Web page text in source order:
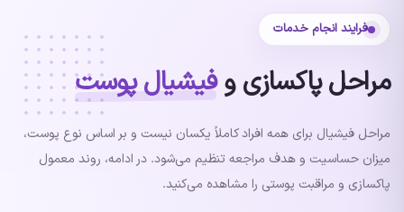
فرایند انجام خدمات
مراحل پاکسازی وفیشیال پوست
مراحل فیشیال برای همه افراد کاملاً یکسان نیست و بر اساس نوع پوست،
میزان حساسیت و هدف مراجعه تنظیم می‌شود. در ادامه، روند معمول
پاکسازی و مراقبت پوستی را مشاهده می‌کنید.